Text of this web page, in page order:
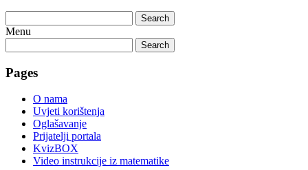
Search
Menu
Search
Pages
O nama
Uvjeti korištenja
Oglašavanje
Prijatelji portala
KvizBOX
Video instrukcije iz matematike